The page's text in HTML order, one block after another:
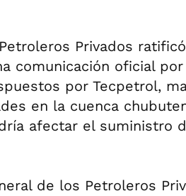
Privados
comunicación oficial
por Tecpetrol,
en la cuenca
afectar el suministro
de los Petroleros